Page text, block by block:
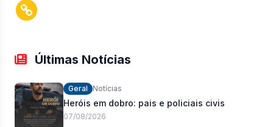
Últimas Notícias
Geral Notícias
Heróis em dobro: pais e policiais civis
07/08/2026